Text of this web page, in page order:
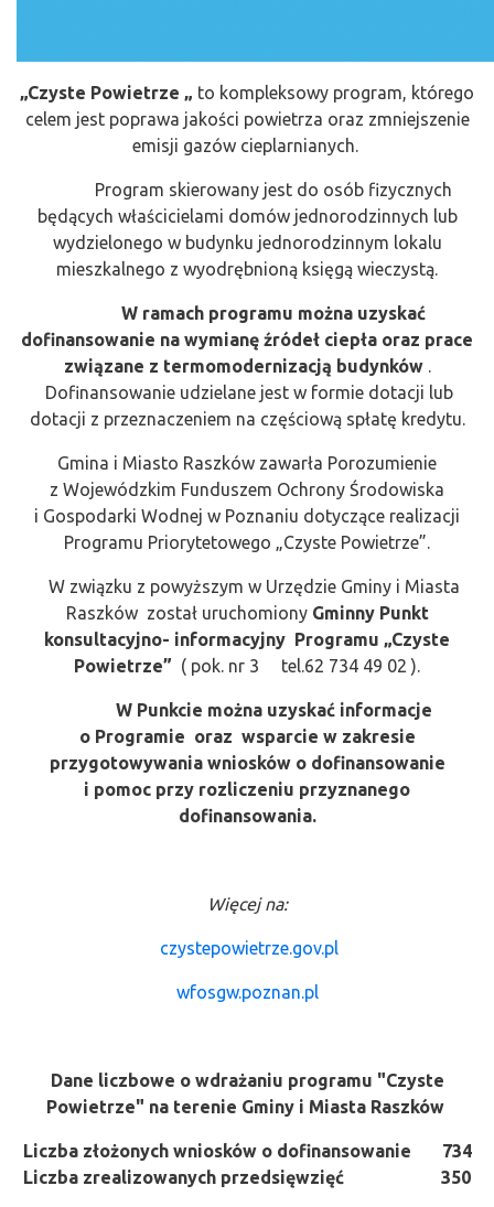
„Czyste Powietrze „ to kompleksowy program, którego
celem jest poprawa jakości powietrza oraz zmniejszenie
emisji gazów cieplarnianych.
Program skierowany jest do osób fizycznych
będących właścicielami domów jednorodzinnych lub
wydzielonego w budynku jednorodzinnym lokalu
mieszkalnego z wyodrębnioną księgą wieczystą.
W ramach programu można uzyskać
dofinansowanie na wymianę źródeł ciepła oraz prace
związane z termomodernizacją budynków .
Dofinansowanie udzielane jest w formie dotacji lub
dotacji z przeznaczeniem na częściową spłatę kredytu.
Gmina i Miasto Raszków zawarła Porozumienie
z Wojewódzkim Funduszem Ochrony Środowiska
i Gospodarki Wodnej w Poznaniu dotyczące realizacji
Programu Priorytetowego „Czyste Powietrze”.
W związku z powyższym w Urzędzie Gminy i Miasta
Raszków został uruchomiony Gminny Punkt
konsultacyjno- informacyjny Programu „Czyste
Powietrze” ( pok. nr 3 tel.62 734 49 02 ).
W Punkcie można uzyskać informacje
o Programie oraz wsparcie w zakresie
przygotowywania wniosków o dofinansowanie
i pomoc przy rozliczeniu przyznanego
dofinansowania.
Więcej na:
czystepowietrze.gov.pl
wfosgw.poznan.pl
Dane liczbowe o wdrażaniu programu "Czyste
Powietrze" na terenie Gminy i Miasta Raszków
Liczba złożonych wniosków o dofinansowanie 734
Liczba zrealizowanych przedsięwzięć 350